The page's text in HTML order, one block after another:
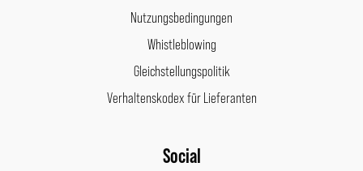
Nutzungsbedingungen
Whistleblowing
Gleichstellungspolitik
Verhaltenskodex für Lieferanten
Social